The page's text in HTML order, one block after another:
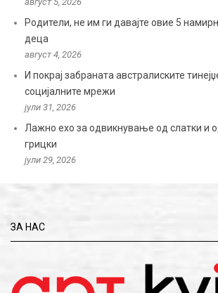
Родители, не им ги давајте овие 5
деца
август 4, 2026
И покрај забраната австралиските
социјалните мрежи
јули 31, 2026
Лажно ехо за одвикнување од слатки и
грицки
јули 29, 2026
ЗА НАС